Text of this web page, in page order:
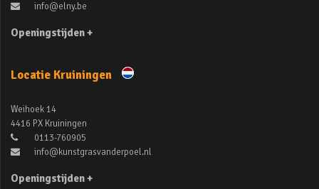
info@elny.be
Openingstijden +
Locatie Kruiningen
Weihoek 14
4416 PX Kruiningen
0113-760905
info@kunstgrasvanderpoel.nl
Openingstijden +